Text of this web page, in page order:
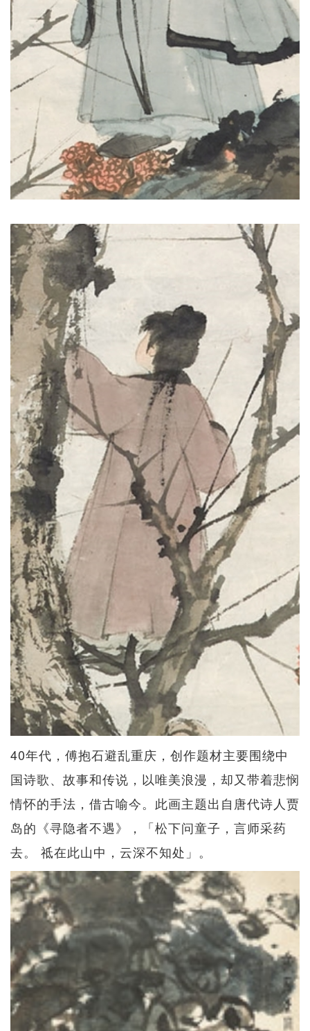
40年代，傅抱石避乱重庆，创作题材主要围绕中
国诗歌、故事和传说，以唯美浪漫，却又带着悲悯
情怀的手法，借古喻今。此画主题出自唐代诗人贾
岛的《寻隐者不遇》，「松下问童子，言师采药
去。 祗在此山中，云深不知处」。